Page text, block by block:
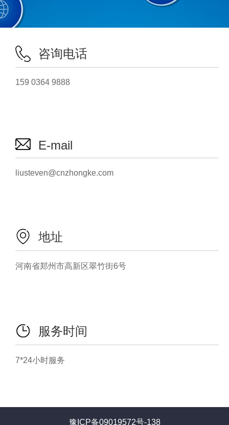
咨询电话
159 0364 9888
E-mail
liusteven@cnzhongke.com
地址
河南省郑州市高新区翠竹街6号
服务时间
7*24小时服务
豫ICP备09019572号-138